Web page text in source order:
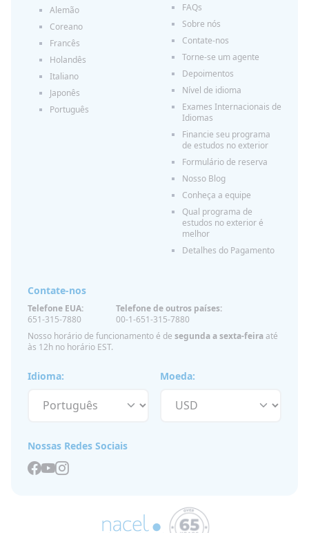
Alemão
Coreano
Francês
Holandês
Italiano
Japonês
Português
FAQs
Sobre nós
Contate-nos
Torne-se um agente
Depoimentos
Nível de idioma
Exames Internacionais de
Idiomas
Financie seu programa
de estudos no exterior
Formulário de reserva
Nosso Blog
Conheça a equipe
Qual programa de
estudos no exterior é
melhor
Detalhes do Pagamento
Idioma: Moeda:
Contate-nos
Telefone EUA:
651-315-7880
Telefone de outros países:
00-1-651-315-7880
Nosso horário de funcionamento é de segunda a sexta-feiraaté
às 12h no horário EST.
Nossas Redes Sociais